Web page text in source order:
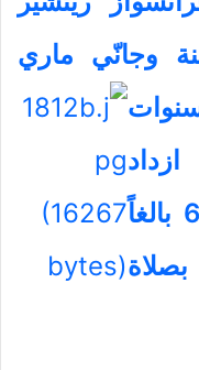
من العمر 11 سنة وجانّي ماري
عدد الجمع ووصل الى 60 بالغاً